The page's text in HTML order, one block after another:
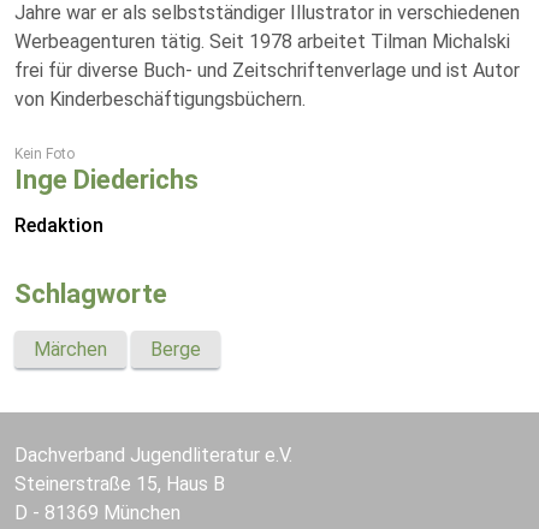
Jahre war er als selbstständiger Illustrator in verschiedenen
Werbeagenturen tätig. Seit 1978 arbeitet Tilman Michalski
frei für diverse Buch- und Zeitschriftenverlage und ist Autor
von Kinderbeschäftigungsbüchern.
Kein Foto
Inge Diederichs
Redaktion
Schlagworte
Märchen Berge
Dachverband Jugendliteratur e.V.
Steinerstraße 15, Haus B
D - 81369 München